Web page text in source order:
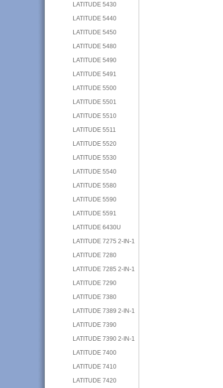
LATITUDE 5430
LATITUDE 5440
LATITUDE 5450
LATITUDE 5480
LATITUDE 5490
LATITUDE 5491
LATITUDE 5500
LATITUDE 5501
LATITUDE 5510
LATITUDE 5511
LATITUDE 5520
LATITUDE 5530
LATITUDE 5540
LATITUDE 5580
LATITUDE 5590
LATITUDE 5591
LATITUDE 6430U
LATITUDE 7275 2-IN-1
LATITUDE 7280
LATITUDE 7285 2-IN-1
LATITUDE 7290
LATITUDE 7380
LATITUDE 7389 2-IN-1
LATITUDE 7390
LATITUDE 7390 2-IN-1
LATITUDE 7400
LATITUDE 7410
LATITUDE 7420